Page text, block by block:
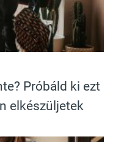
Próbáld ki ezt
elkészüljetek